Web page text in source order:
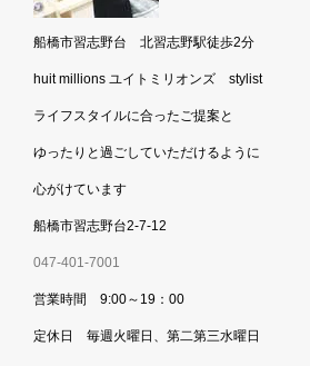
船橋市習志野台 北習志野駅徒歩2分
huit millions ユイトミリオンズ stylist
ライフスタイルに合ったご提案と
ゆったりと過ごしていただけるように
心がけています
船橋市習志野台2-7-12
047-401-7001
営業時間 9:00～19：00
定休日 毎週火曜日、第二第三水曜日